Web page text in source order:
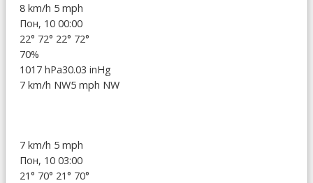
8 km/h 5 mph
Пон, 10 00:00
22° 72° 22° 72°
70%
1017 hPa30.03 inHg
7 km/h NW5 mph NW
7 km/h 5 mph
Пон, 10 03:00
21° 70° 21° 70°